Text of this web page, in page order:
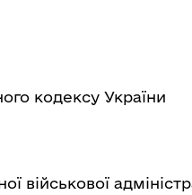
кодексу України
військової